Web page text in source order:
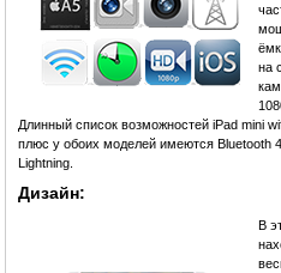
на
Длинный список возможностей iPad mini
плюс у обоих моделей имеются Bluetooth
Lightning.
Дизайн:
В